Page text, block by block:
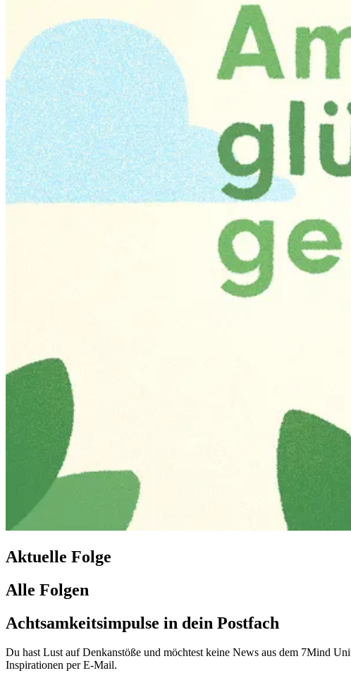
Aktuelle Folge
Alle Folgen
Achtsamkeitsimpulse in dein Postfach
Du hast Lust auf Denkanstöße und möchtest keine News aus dem 7Mind
Inspirationen per E-Mail.